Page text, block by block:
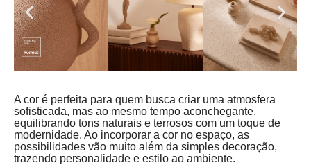
A cor é perfeita para quem busca criar uma atmosfera
sofisticada, mas ao mesmo tempo aconchegante,
equilibrando tons naturais e terrosos com um toque de
modernidade. Ao incorporar a cor no espaço, as
possibilidades vão muito além da simples decoração,
trazendo personalidade e estilo ao ambiente.